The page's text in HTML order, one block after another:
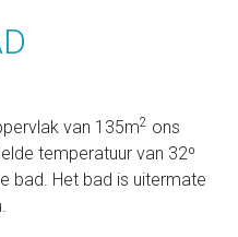
van 135m2 ons
temperatuur van 32º
bad. Het bad is uitermate